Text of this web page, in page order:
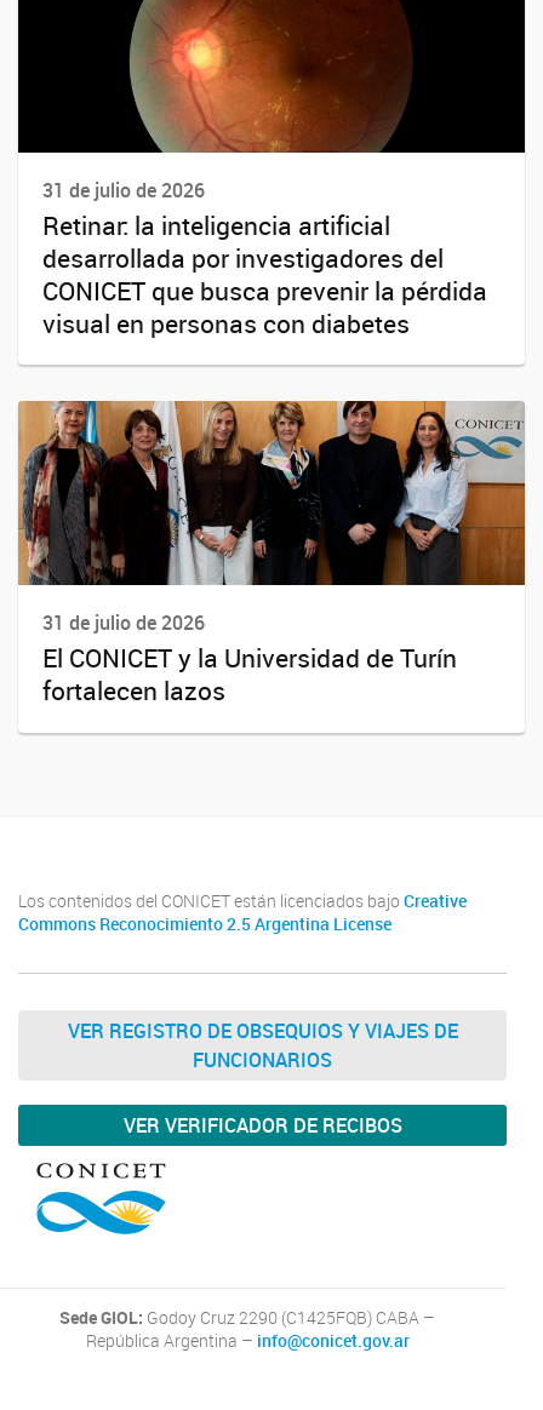
31 de julio de 2026
Retinar: la inteligencia artificial
desarrollada por investigadores del
CONICET que busca prevenir la pérdida
visual en personas con diabetes
31 de julio de 2026
El CONICET y la Universidad de Turín
fortalecen lazos
Los contenidos del CONICET están licenciados bajo Creative
Commons Reconocimiento 2.5 Argentina License
VER REGISTRO DE OBSEQUIOS Y VIAJES DE
FUNCIONARIOS
VER VERIFICADOR DE RECIBOS
Sede GIOL: Godoy Cruz 2290 (C1425FQB) CABA –
República Argentina – info@conicet.gov.ar